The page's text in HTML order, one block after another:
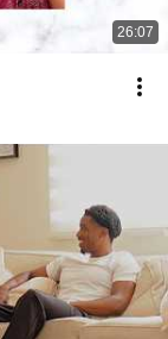
26:07